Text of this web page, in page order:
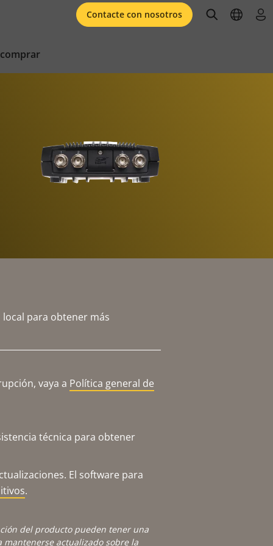
Contacte con nosotros openopen
para obtener más
vaya a Política general de
técnica para obtener
El software para
.
del producto pueden tener una
actualizado sobre la